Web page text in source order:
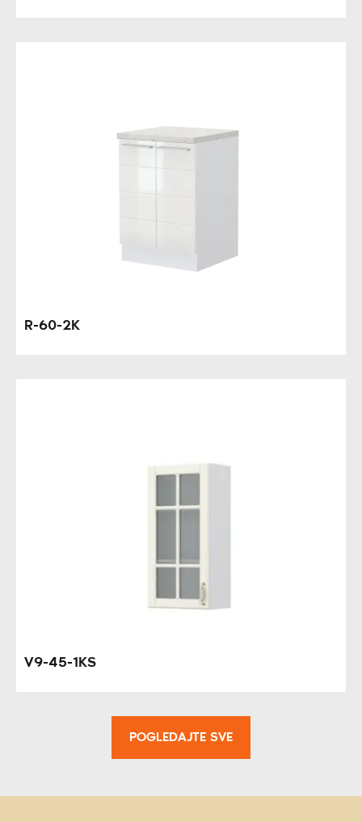
R-60-2K
V9-45-1KS
POGLEDAJTE SVE